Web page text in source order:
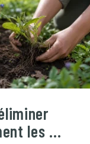
les …